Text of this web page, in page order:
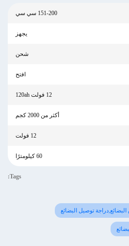
151-200 سي سي
يجهز
شحن
افتح
12 فولت 120ah
أكثر من 2000 كجم
12 فولت
60 كيلومترًا
Tags:
توصيل البضائع